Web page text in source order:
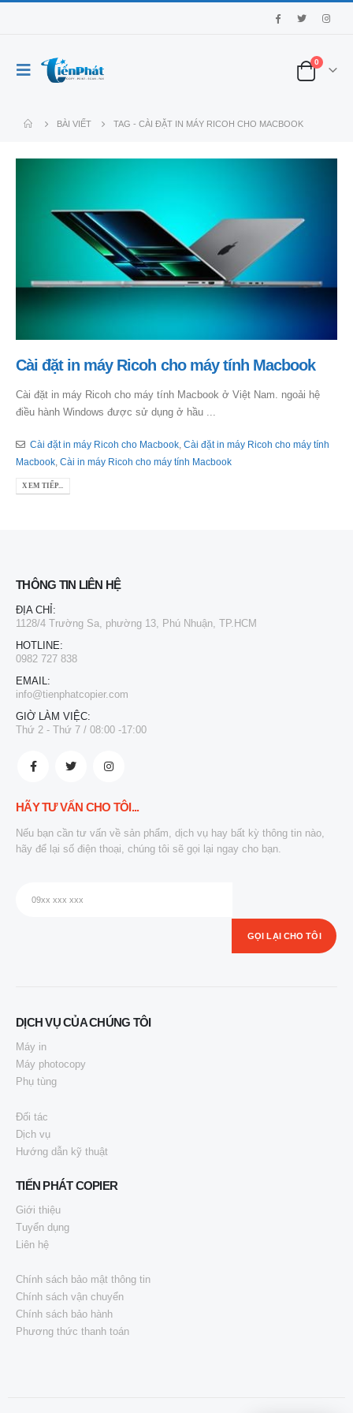
0
BÀI VIẾT TAG - CÀI ĐẶT IN MÁY RICOH CHO MACBOOK
Cài đặt in máy Ricoh cho máy tính Macbook
Cài đặt in máy Ricoh cho máy tính Macbook ở Việt Nam. ngoải hệ
điều hành Windows được sử dụng ở hầu ...
Cài đặt in máy Ricoh cho Macbook, Cài đặt in máy Ricoh cho máy tính
Macbook Cài in máy Ricoh cho máy tính Macbook
XEM TIẾP...
THÔNG TIN LIÊN HỆ
ĐỊA CHỈ:
1128/4 Trường Sa, phường 13, Phú Nhuận, TP.HCM
HOTLINE:
0982 727 838
EMAIL:
info@tienphatcopier.com
GIỜ LÀM VIỆC:
Thứ 2 - Thứ 7 / 08:00 -17:00
HÃY TƯ VẤN CHO TÔI...
Nếu bạn cần tư vấn về sản phẩm, dịch vụ hay bất kỳ thông tin nào,
hãy để lại số điện thoại, chúng tôi sẽ gọi lại ngay cho bạn.
DỊCH VỤ CỦA CHÚNG TÔI
Máy in
Máy photocopy
Phụ tùng
Đối tác
Dịch vụ
Hướng dẫn kỹ thuật
TIẾN PHÁT COPIER
Giới thiệu
Tuyển dụng
Liên hệ
Chính sách bảo mật thông tin
Chính sách vận chuyển
Chính sách bảo hành
Phương thức thanh toán